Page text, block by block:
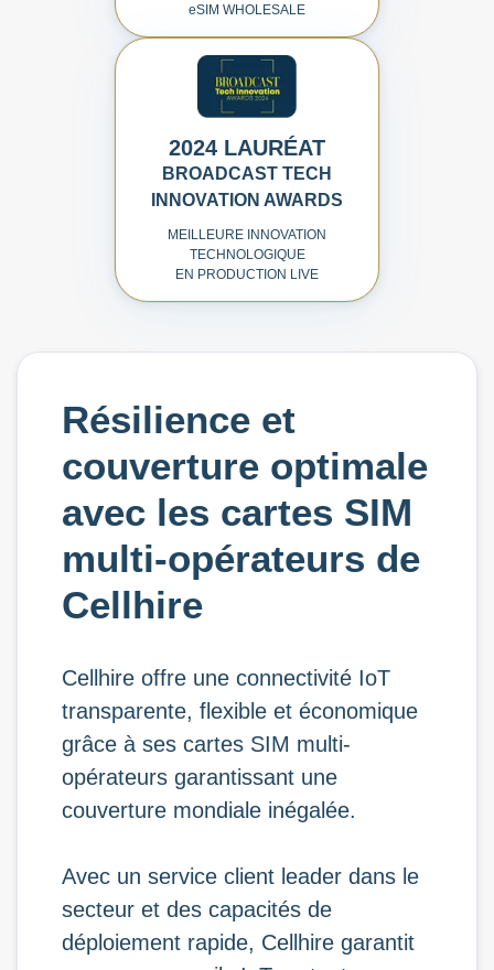
eSIM WHOLESALE
2024 LAURÉAT
BROADCAST TECH
INNOVATION AWARDS
MEILLEURE INNOVATION
TECHNOLOGIQUE
EN PRODUCTION LIVE
Résilience et
couverture optimale
avec les cartes SIM
multi-opérateurs de
Cellhire
Cellhire offre une connectivité IoT
transparente, flexible et économique
grâce à ses cartes SIM multi-
opérateurs garantissant une
couverture mondiale inégalée.
Avec un service client leader dans le
secteur et des capacités de
déploiement rapide, Cellhire garantit